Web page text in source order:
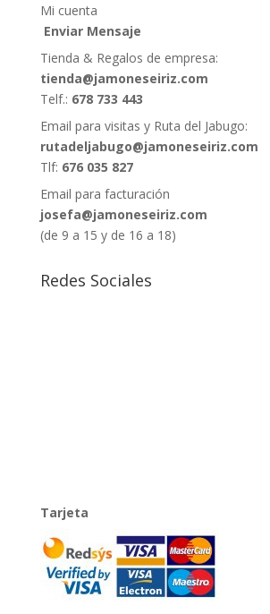
Mi cuenta
Enviar Mensaje
Tienda & Regalos de empresa:
tienda@jamoneseiriz.com
Telf.: 678 733 443
Email para visitas y Ruta del Jabugo:
rutadeljabugo@jamoneseiriz.com
Tlf: 676 035 827
Email para facturación
josefa@jamoneseiriz.com
(de 9 a 15 y de 16 a 18)
Redes Sociales
Tarjeta